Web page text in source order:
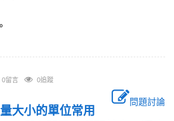
0留言 0追蹤
問題討論
大小的單位常用